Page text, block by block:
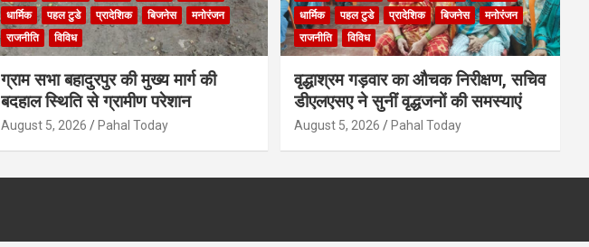
धार्मिक
पहल टुडे प्रादेशिक बिजनेस
मनोरंजन
राजनीति
विविध
ग्राम सभा बहादुरपुर की मुख्य मार्ग की
बदहाल स्थिति से ग्रामीण परेशान
August 5, 2026 Pahal Today
धार्मिक
पहल टुडे प्रादेशिक बिजनेस
मनोरंजन
राजनीति
विविध
वृद्धाश्रम गड़वार का औचक निरीक्षण, सचिव
डीएलएसए ने सुनीं वृद्धजनों की समस्याएं
August 5, 2026 Pahal Today